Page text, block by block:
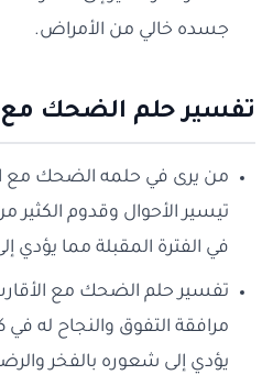
جسده خالي من الأمراض.
تفسير حلم الضحك مع
من يرى في حلمه الضحك مع
تيسير الأحوال وقدوم الكثير
في الفترة المقبلة مما يؤدي
تفسير حلم الضحك مع
مرافقة التفوق والنجاح له
يؤدي إلى شعوره بالفخر